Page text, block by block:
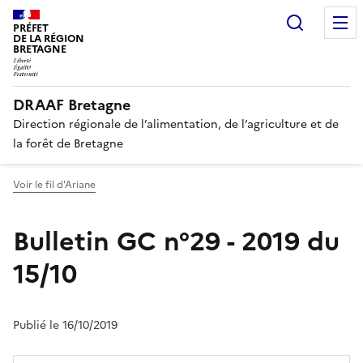
PRÉFET
DE LA RÉGION
BRETAGNE
DRAAF Bretagne
Direction régionale de l’alimentation, de l’agriculture et de
la forêt de Bretagne
Voir le fil d'Ariane
Bulletin GC n°29 - 2019 du
15/10
Publié le 16/10/2019